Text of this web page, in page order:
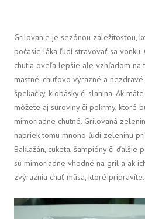
Grilovanie je sezónou záležitosťou,
počasie láka ľudí stravovať sa vonku.
chutia oveľa lepšie ale vzhľadom na
mastné, chuťovo výrazné a
špekačky, klobásky či slanina. Ak
môžete aj suroviny či pokrmy, ktoré
mimoriadne chutné. Grilovaná
napriek tomu mnoho ľudí zeleninu
Baklažán, cuketa, šampióny či ďalšie
sú mimoriadne vhodné na gril a ak
zvýraznia chuť mäsa, ktoré pripravíte.